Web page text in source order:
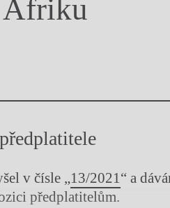
Afriku
v čísle „13/2021 “ a
předplatitelům.